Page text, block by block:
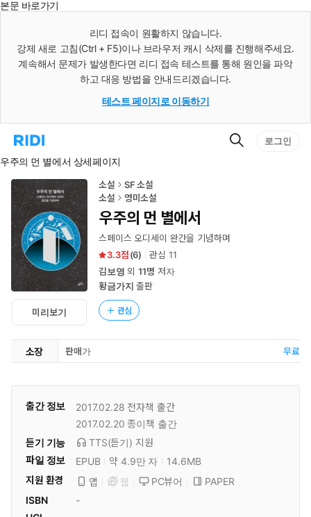
본문 바로가기
리디 접속이 원활하지 않습니다.
강제 새로 고침(Ctrl + F5)이나 브라우저 캐시 삭제를 진행해주세요.
계속해서 문제가 발생한다면 리디 접속 테스트를 통해 원인을 파악
하고 대응 방법을 안내드리겠습니다.
테스트 페이지로 이동하기
리
홈
로
이
동
검
로그인
우주의 먼 별에서 상세페이지
미리보기
소설
SF 소설
소설
영미소설
우주의 먼 별에서
스페이스 오디세이 완간을 기념하며
3.3
(6) 관심 11
김보영 외11명 저자
황금가지 출판
관심
소장 판매가 무료
출간 정보 2017.02.28 전자책 출간
2017.02.20 종이책 출간
듣기 기능
TTS(듣기) 지원
파일 정보
EPUB 약 4.9만 자
14.6MB
지원 환경
앱 웹 PC뷰어
PAPER
ISBN
-